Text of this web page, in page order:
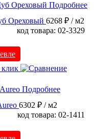
Подробнее
Ореховый 6268 ₽ / м2
код товара: 02-3329
Подробнее
6302 ₽ / м2
код товара: 02-1411